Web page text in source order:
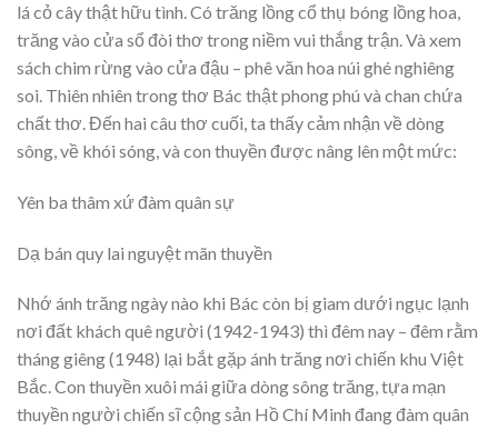
lá cỏ cây thật hữu tình. Có trăng lồng cổ thụ bóng lồng hoa,
trăng vào cửa sổ đòi thơ trong niềm vui thắng trận. Và xem
sách chim rừng vào cửa đậu – phê văn hoa núi ghé nghiêng
soi. Thiên nhiên trong thơ Bác thật phong phú và chan chứa
chất thơ. Đến hai câu thơ cuối, ta thấy cảm nhận về dòng
sông, về khói sóng, và con thuyền được nâng lên một mức:
Yên ba thâm xứ đàm quân sự
Dạ bán quy lai nguyệt mãn thuyền
Nhớ ánh trăng ngày nào khi Bác còn bị giam dưới ngục lạnh
nơi đất khách quê người (1942-1943) thì đêm nay – đêm rằm
tháng giêng (1948) lại bắt gặp ánh trăng nơi chiến khu Việt
Bắc. Con thuyền xuôi mái giữa dòng sông trăng, tựa mạn
thuyền người chiến sĩ cộng sản Hồ Chí Minh đang đàm quân